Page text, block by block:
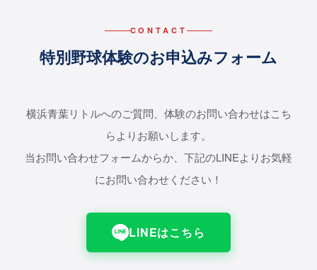
CONTACT
特別野球体験のお申込みフォーム
横浜青葉リトルへのご質問、体験のお問い合わせはこち
らよりお願いします。
当お問い合わせフォームからか、下記のLINEよりお気軽
にお問い合わせください！
LINEはこちら